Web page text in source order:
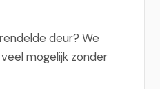
deur? We
mogelijk zonder